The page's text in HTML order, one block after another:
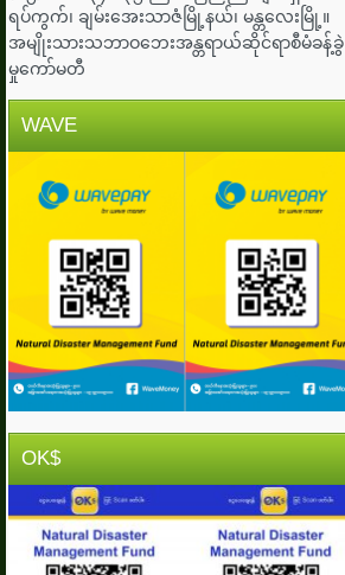
ရပ်ကွက်၊ ချမ်းအေးသာဇံမြို့နယ်၊ မန္တလေးမြို့။
အမျိုးသားသဘာဝဘေးအန္တရာယ်ဆိုင်ရာစီမံခန့်ခွဲ
မှုကော်မတီ
WAVE
OK$